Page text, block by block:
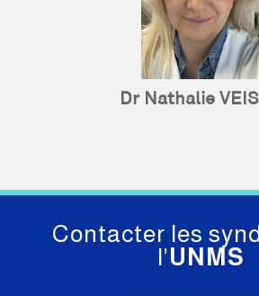
Dr Nathalie
Contacter les
l’UNMS